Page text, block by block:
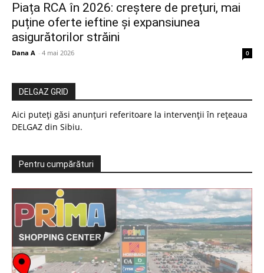
Piața RCA în 2026: creștere de prețuri, mai
puține oferte ieftine și expansiunea
asigurătorilor străini
Dana A - 4 mai 2026 0
DELGAZ GRID
Aici puteți găsi anunțuri referitoare la intervenții în rețeaua
DELGAZ din Sibiu.
Pentru cumpărături